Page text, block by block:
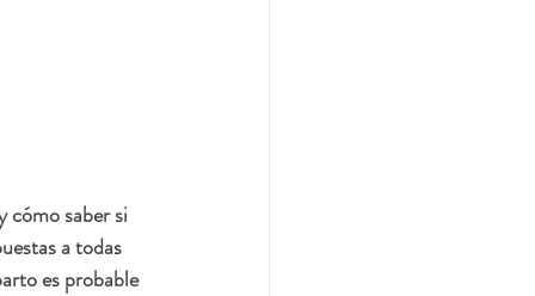
cómo saber si
a todas
es probable